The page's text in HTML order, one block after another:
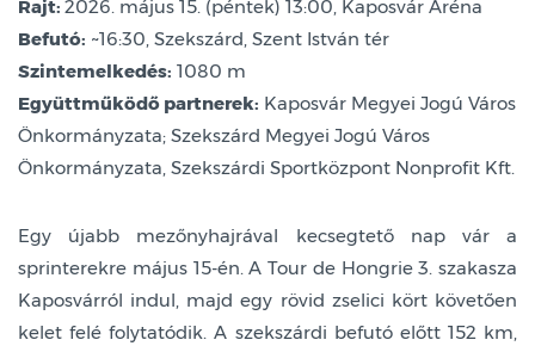
Rajt: 2026. május 15. (péntek) 13:00, Kaposvár Aréna
Befutó: ~16:30, Szekszárd, Szent István tér
Szintemelkedés: 1080 m
Együttműködő partnerek: Kaposvár Megyei Jogú Város
Önkormányzata; Szekszárd Megyei Jogú Város
Önkormányzata, Szekszárdi Sportközpont Nonprofit Kft.
Egy újabb mezőnyhajrával kecsegtető nap vár a
sprinterekre május 15-én. A Tour de Hongrie 3. szakasza
Kaposvárról indul, majd egy rövid zselici kört követően
kelet felé folytatódik. A szekszárdi befutó előtt 152 km,